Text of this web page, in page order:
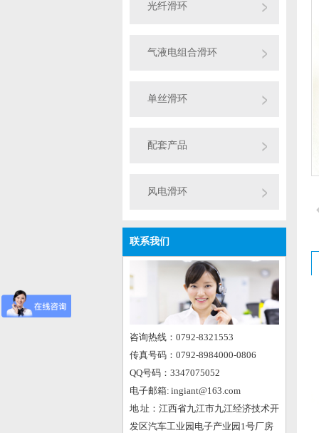
光纤滑环
气液电组合滑环
单丝滑环
配套产品
风电滑环
联系我们
咨询热线：0792-8321553
传真号码：0792-8984000-0806
QQ号码：3347075052
电子邮箱: ingiant@163.com
地 址：江西省九江市九江经济技术开
发区汽车工业园电子产业园1号厂房